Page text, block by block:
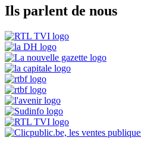
Ils parlent de nous